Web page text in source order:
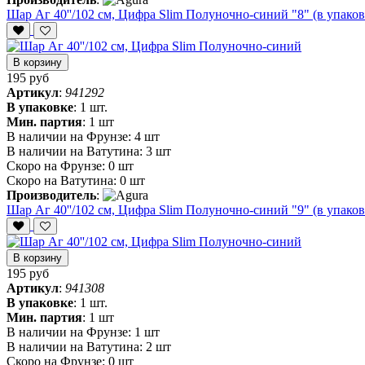
Шар Аг 40''/102 см, Цифра Slim Полуночно-синий "8" (в
В корзину
195 руб
Артикул: 941292
В упаковке: 1 шт.
Мин. партия: 1 шт
В наличии на Фрунзе: 4 шт
В наличии на Ватутина: 3 шт
Скоро на Фрунзе: 0 шт
Скоро на Ватутина: 0 шт
Производитель:
Шар Аг 40''/102 см, Цифра Slim Полуночно-синий "9" (в
В корзину
195 руб
Артикул: 941308
В упаковке: 1 шт.
Мин. партия: 1 шт
В наличии на Фрунзе: 1 шт
В наличии на Ватутина: 2 шт
Скоро на Фрунзе: 0 шт